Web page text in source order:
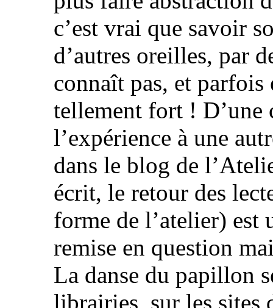
c’est vrai que savoir
d’autres oreilles, par
connaît pas, et parfois
tellement fort ! D’une
l’expérience à une
dans le blog de
écrit, le retour des
forme de l’atelier) est
remise en question
La danse du papillon
librairies, sur les sites